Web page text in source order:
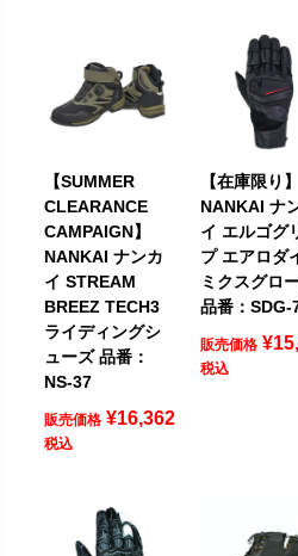
【SUMMER
CLEARANCE
CAMPAIGN】
NANKAI ナンカ
イ STREAM
BREEZ TECH3
ライディングシ
ューズ 品番：
NS-37
販売価格 ¥16,362
税込
【在庫限り】
NANKAI ナ
イ エルゴグ
プ エアロダ
ミクスグロ
品番：SDG-
販売価格 ¥
税込